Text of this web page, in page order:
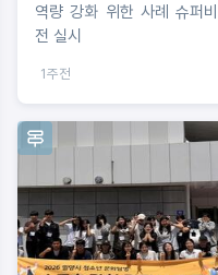
역량 강화 위한 사례 슈퍼비
전 실시
1주전